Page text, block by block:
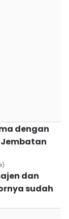
dengan
Jembatan
dan
sudah